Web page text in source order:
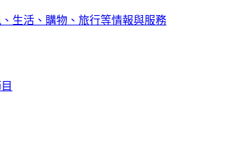
生活、購物、旅行等情報與服務